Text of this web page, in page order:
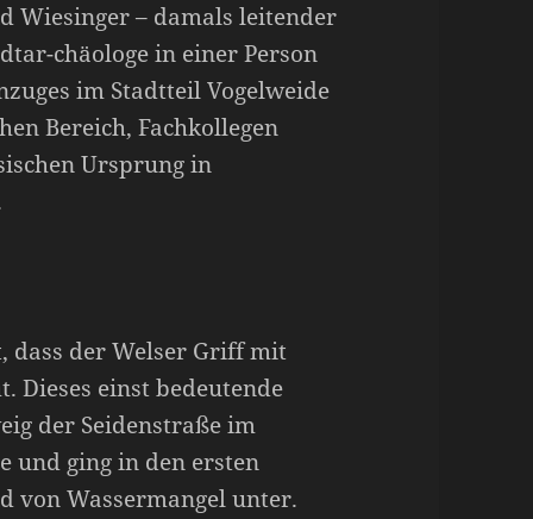
Wiesinger – damals leitender
chäologe in einer Person
im Stadtteil Vogelweide
Bereich, Fachkollegen
Ursprung in
dass der Welser Griff mit
Dieses einst bedeutende
der Seidenstraße im
und ging in den ersten
von Wassermangel unter.